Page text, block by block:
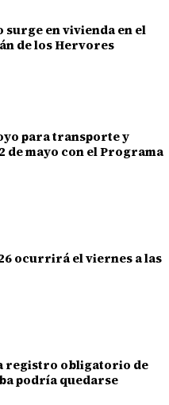
en vivienda en el
de los Hervores
para transporte y
de mayo con el Programa
ocurrirá el viernes a las
registro obligatorio de
podría quedarse